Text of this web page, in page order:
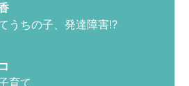
うちの子、発達障害!?
育て